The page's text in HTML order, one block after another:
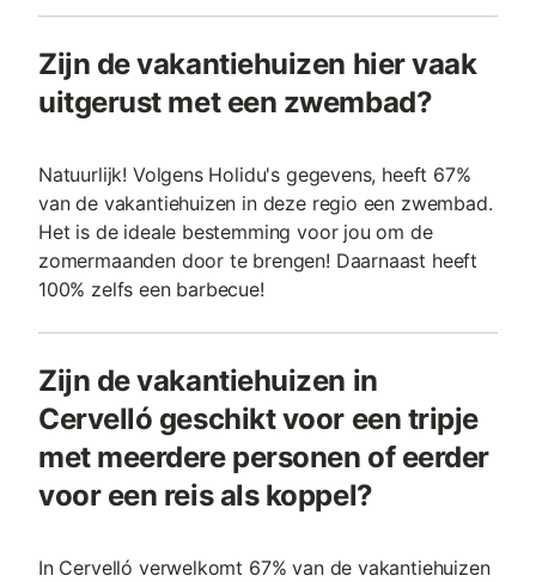
Zijn de vakantiehuizen hier vaak
uitgerust met een zwembad?
Natuurlijk! Volgens Holidu's gegevens, heeft 67%
van de vakantiehuizen in deze regio een zwembad.
Het is de ideale bestemming voor jou om de
zomermaanden door te brengen! Daarnaast heeft
100% zelfs een barbecue!
Zijn de vakantiehuizen in
Cervelló geschikt voor een tripje
met meerdere personen of eerder
voor een reis als koppel?
In Cervelló verwelkomt 67% van de vakantiehuizen